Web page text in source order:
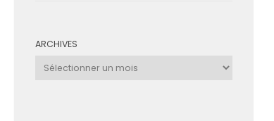
ARCHIVES
Archives